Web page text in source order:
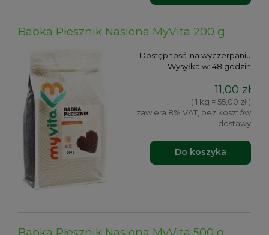
Babka Płesznik Nasiona MyVita 200 g
Dostępność: na wyczerpaniu
Wysyłka w: 48 godzin
11,00 zł
( 1 kg = 55,00 zł )
zawiera 8% VAT, bez kosztów
dostawy
Do koszyka